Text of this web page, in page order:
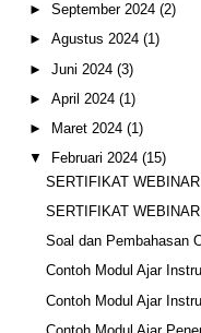
► September 2024 (2)
► Agustus 2024 (1)
► Juni 2024 (3)
► April 2024 (1)
►
Maret 2024 (1)
▼
Februari 2024 (15)
SERTIFIKAT
SERTIFIKAT
Soal dan Pembahasan
Contoh Modul Ajar
Contoh Modul Ajar